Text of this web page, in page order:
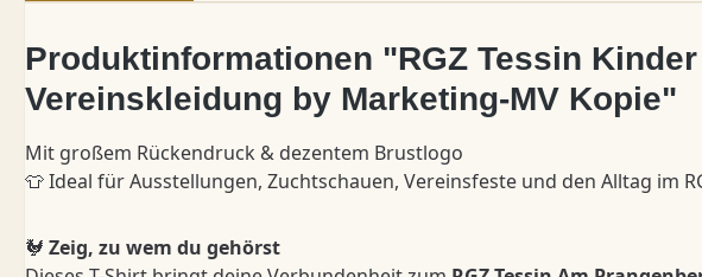
Produktinformationen "RGZ Tessin
Vereinskleidung by Marketing-MV Kopie"
Mit großem Rückendruck & dezentem Brustlogo
👕 Ideal für Ausstellungen, Zuchtschauen, Vereinsfeste und den Alltag im
🐓 Zeig, zu wem du gehörst